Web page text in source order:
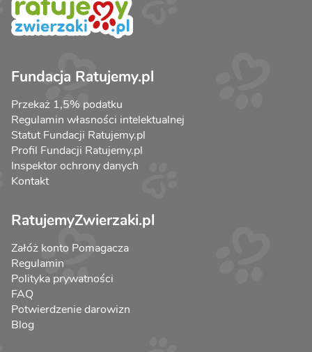
Fundacja Ratujemy.pl
Przekaż 1,5% podatku
Regulamin własności intelektualnej
Statut Fundacji Ratujemy.pl
Profil Fundacji Ratujemy.pl
Inspektor ochrony danych
Kontakt
RatujemyZwierzaki.pl
Załóż konto Pomagacza
Regulamin
Polityka prywatności
FAQ
Potwierdzenie darowizn
Blog